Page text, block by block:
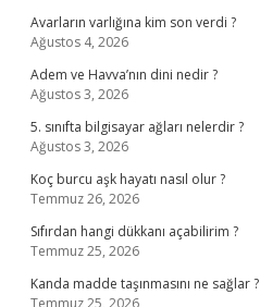
Avarların varlığına kim son verdi ?
Ağustos 4, 2026
Adem ve Havva’nın dini nedir ?
Ağustos 3, 2026
5. sınıfta bilgisayar ağları nelerdir ?
Ağustos 3, 2026
Koç burcu aşk hayatı nasıl olur ?
Temmuz 26, 2026
Sıfırdan hangi dükkanı açabilirim ?
Temmuz 25, 2026
Kanda madde taşınmasını ne sağlar ?
Temmuz 25, 2026